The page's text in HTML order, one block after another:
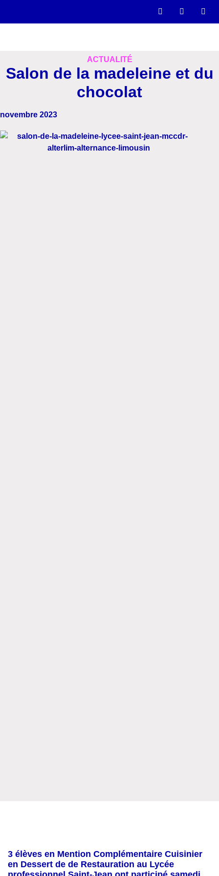
ACTUALITÉ
Salon de la madeleine et du
chocolat
novembre 2023
3 élèves en Mention Complémentaire Cuisinier
en Dessert de de Restauration au Lycée